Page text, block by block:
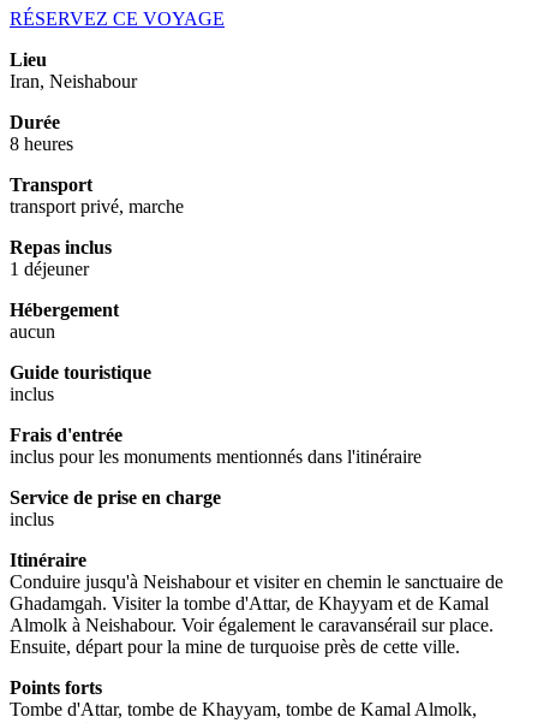
RÉSERVEZ CE VOYAGE
Lieu
Iran, Neishabour
Durée
8 heures
Transport
transport privé, marche
Repas inclus
1 déjeuner
Hébergement
aucun
Guide touristique
inclus
Frais d'entrée
inclus pour les monuments mentionnés dans l'itinéraire
Service de prise en charge
inclus
Itinéraire
Conduire jusqu'à Neishabour et visiter en chemin le sanctuaire de
Ghadamgah. Visiter la tombe d'Attar, de Khayyam et de Kamal
Almolk à Neishabour. Voir également le caravansérail sur place.
Ensuite, départ pour la mine de turquoise près de cette ville.
Points forts
Tombe d'Attar, tombe de Khayyam, tombe de Kamal Almolk,